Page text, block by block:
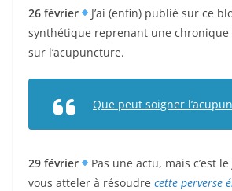
26 février
J’ai (enfin) publié sur ce
synthétique reprenant une chronique
sur l’acupuncture.
Que peut soigner
29 février Pas une actu, mais c’est le
vous atteler à résoudre cette perverse